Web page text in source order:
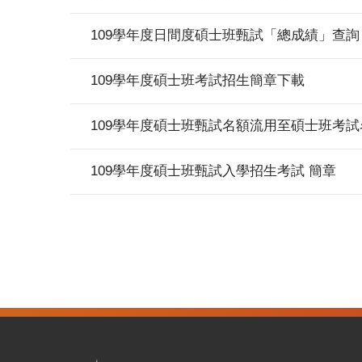
109學年度日間度碩士班甄試「總成績」查詢
109學年度碩士班考試招生簡章下載
109學年度碩士班甄試名額流用至碩士班考
109學年度碩士班甄試入學招生考試 簡章